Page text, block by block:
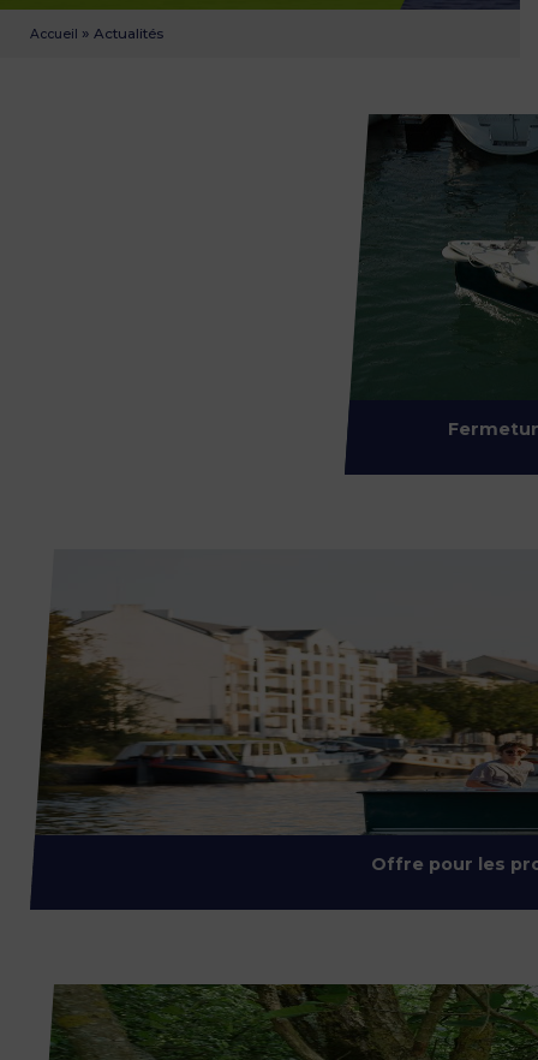
Accueil » Actualités
Offre pour les